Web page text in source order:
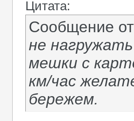
Цитата:
Сообщение
не
мешки с
км/час
бережем.